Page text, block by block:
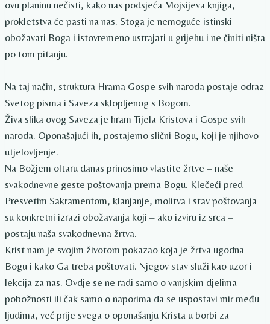
ovu planinu nečisti, kako nas podsjeća Mojsijeva knjiga,
prokletstva će pasti na nas. Stoga je nemoguće istinski
obožavati Boga i istovremeno ustrajati u grijehu i ne činiti ništa
po tom pitanju.
Na taj način, struktura Hrama Gospe svih naroda postaje odraz
Svetog pisma i Saveza sklopljenog s Bogom.
Živa slika ovog Saveza je hram Tijela Kristova i Gospe svih
naroda. Oponašajući ih, postajemo slični Bogu, koji je njihovo
utjelovljenje.
Na Božjem oltaru danas prinosimo vlastite žrtve – naše
svakodnevne geste poštovanja prema Bogu. Klečeći pred
Presvetim Sakramentom, klanjanje, molitva i stav poštovanja
su konkretni izrazi obožavanja koji – ako izviru iz srca –
postaju naša svakodnevna žrtva.
Krist nam je svojim životom pokazao koja je žrtva ugodna
Bogu i kako Ga treba poštovati. Njegov stav služi kao uzor i
lekcija za nas. Ovdje se ne radi samo o vanjskim djelima
pobožnosti ili čak samo o naporima da se uspostavi mir među
ljudima, već prije svega o oponašanju Krista u borbi za